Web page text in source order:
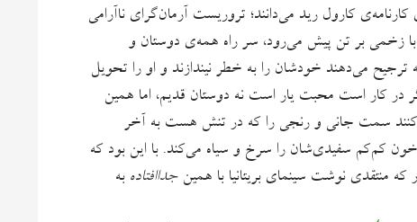
کارنامه‌ی کارول رید می‌دانند؛ تروریست آرمان‌گرای ناآرامی
زخمی بر تن پیش می‌رود، سر راه همه‌ی دوستان و
می‌دهند خودشان را به خطر نیندازند و او را تحویل
در کار است محبت یار است نه دوستان قدیم، اما همین
کنند سمت جانی و رنجی را که در تنش هست به آخر
کم‌کم سفیدی‌شان را سرخ و سیاه می‌کند. با این بود که
که منتقدی نوشت سینمای بریتانیا با همینجداافتاده به